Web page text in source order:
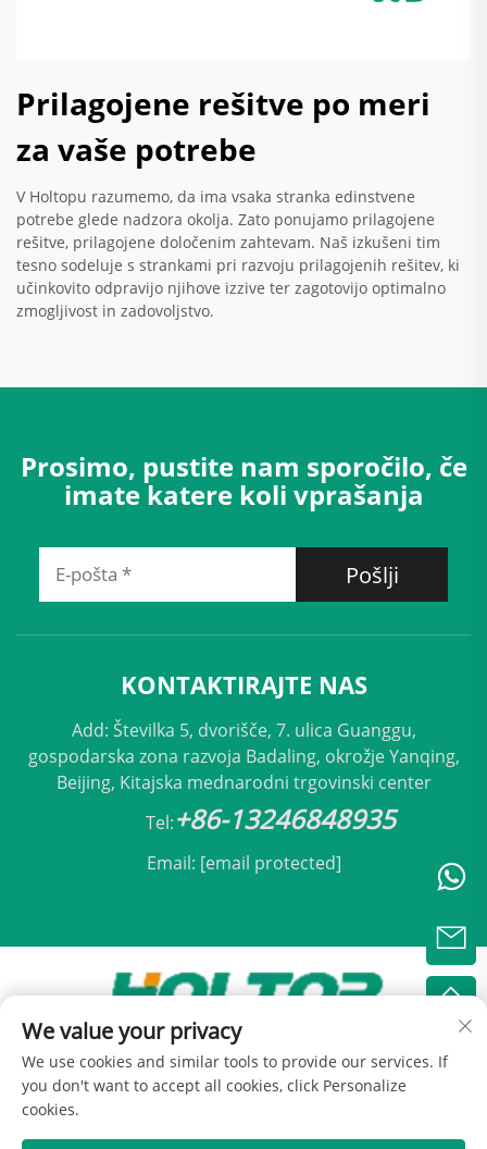
Prilagojene rešitve po meri
za vaše potrebe
V Holtopu razumemo, da ima vsaka stranka edinstvene
potrebe glede nadzora okolja. Zato ponujamo prilagojene
rešitve, prilagojene določenim zahtevam. Naš izkušeni tim
tesno sodeluje s strankami pri razvoju prilagojenih rešitev, ki
učinkovito odpravijo njihove izzive ter zagotovijo optimalno
zmogljivost in zadovoljstvo.
Prosimo, pustite nam sporočilo, če
imate katere koli vprašanja
Pošlji
KONTAKTIRAJTE NAS
Add: Številka 5, dvorišče, 7. ulica Guanggu,
gospodarska zona razvoja Badaling, okrožje Yanqing,
Beijing, Kitajska mednarodni trgovinski center
Tel:+86-13246848935
Email: [email protected]
Avtorji pravic © 2025 Beijing Holtop Klimatizacija,
d.o.o. - Pravilnik o zasebnosti
We value your privacy
We use cookies and similar tools to provide our services. If
you don't want to accept all cookies, click Personalize
cookies.